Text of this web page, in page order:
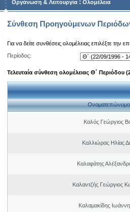
Οργάνωση & Λειτουργία : Ολομέλεια
Σύνθεση Προηγούμενων
Για να δείτε συνθέσεις ολομέλειας επιλέξτε την
Περίοδος:
Τελευταία σύνθεση ολομέλειας Θ΄ Περιόδου
Ονοματεπώνυμο
Καλός Γεώργιος
Καλλιώρας Ηλίας
Καλαφάτης
Καλαντζής Γεώργιος
Καλαμακίδης